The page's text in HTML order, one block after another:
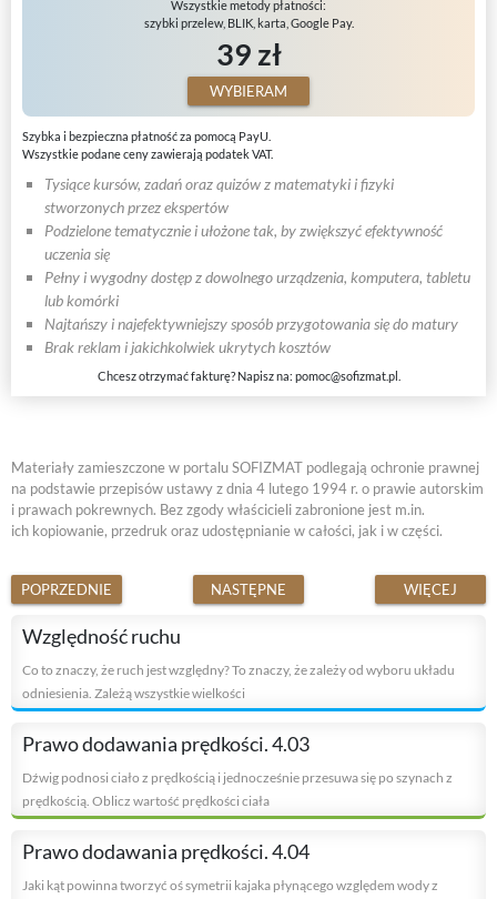
Wszystkie metody płatności:
szybki przelew, BLIK, karta, Google Pay.
39 zł
WYBIERAM
Szybka i bezpieczna płatność za pomocą PayU.
Wszystkie podane ceny zawierają podatek VAT.
Tysiące kursów, zadań oraz quizów z matematyki i fizyki
stworzonych przez ekspertów
Podzielone tematycznie i ułożone tak, by zwiększyć efektywność
uczenia się
Pełny i wygodny dostęp z dowolnego urządzenia, komputera, tabletu
lub komórki
Najtańszy i najefektywniejszy sposób przygotowania się do matury
Brak reklam i jakichkolwiek ukrytych kosztów
Chcesz otrzymać fakturę? Napisz na: pomoc@sofizmat.pl
Materiały zamieszczone w portalu SOFIZMAT podlegają ochronie prawnej
na podstawie przepisów ustawy z dnia 4 lutego 1994 r. o prawie autorskim
i prawach pokrewnych. Bez zgody właścicieli zabronione jest m.in.
ich kopiowanie, przedruk oraz udostępnianie w całości, jak i w części.
POPRZEDNIE NASTĘPNE WIĘCEJ
Względność ruchu
Co to znaczy, że ruch jest względny? To znaczy, że zależy od wyboru układu
odniesienia. Zależą wszystkie wielkości
Prawo dodawania prędkości. 4.03
Dźwig podnosi ciało z prędkością i jednocześnie przesuwa się po szynach z
prędkością. Oblicz wartość prędkości ciała
Prawo dodawania prędkości. 4.04
Jaki kąt powinna tworzyć oś symetrii kajaka płynącego względem wody z